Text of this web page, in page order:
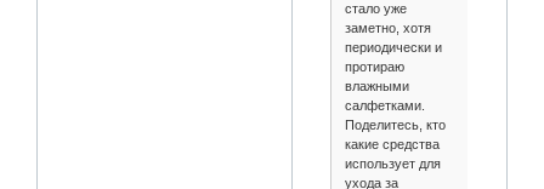
стало уже
заметно, хотя
периодически и
протираю
влажными
салфетками.
Поделитесь, кто
какие средства
использует для
ухода за